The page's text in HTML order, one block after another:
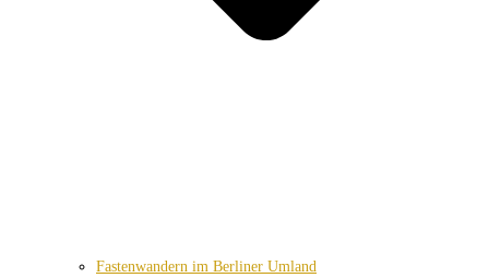
Fastenwandern im Berliner Umland